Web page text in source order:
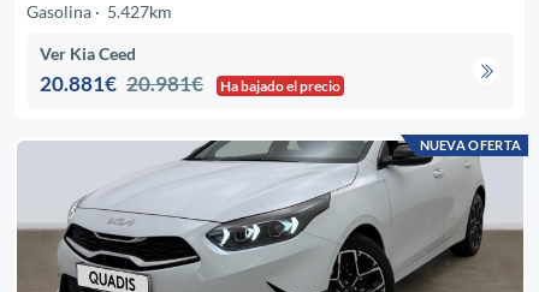
Gasolina
5.427km
Ver Kia Ceed
20.881€ 20.981€ Ha bajado el precio
NUEVA OFERTA